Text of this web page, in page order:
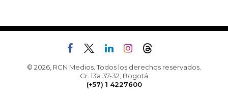
© 2026, RCN Medios. Todos los derechos reservados.
Cr. 13a 37-32, Bogotá
(+57) 1 4227600